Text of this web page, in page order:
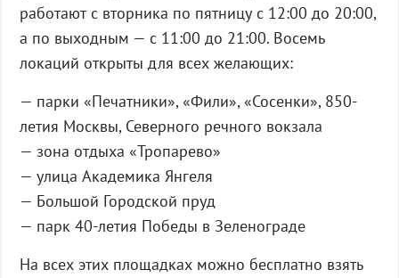
работают с вторника по пятницу с 12:00 до 20:00,
а по выходным — с 11:00 до 21:00. Восемь
локаций открыты для всех желающих:
— парки «Печатники», «Фили», «Сосенки», 850-
летия Москвы, Северного речного вокзала
— зона отдыха «Тропарево»
— улица Академика Янгеля
— Большой Городской пруд
— парк 40-летия Победы в Зеленограде
На всех этих площадках можно бесплатно взять